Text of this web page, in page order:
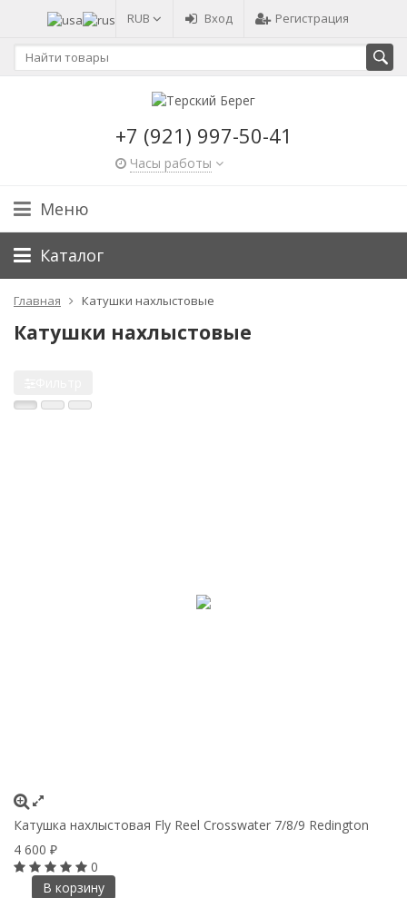
RUB Вход Регистрация
+7 (921) 997-50-41
Часы работы
Меню
Каталог
Главная Катушки нахлыстовые
Катушки нахлыстовые
Катушка нахлыстовая Fly Reel Crosswater 7/8/9 Redington
4 600 ₽
0
В корзину